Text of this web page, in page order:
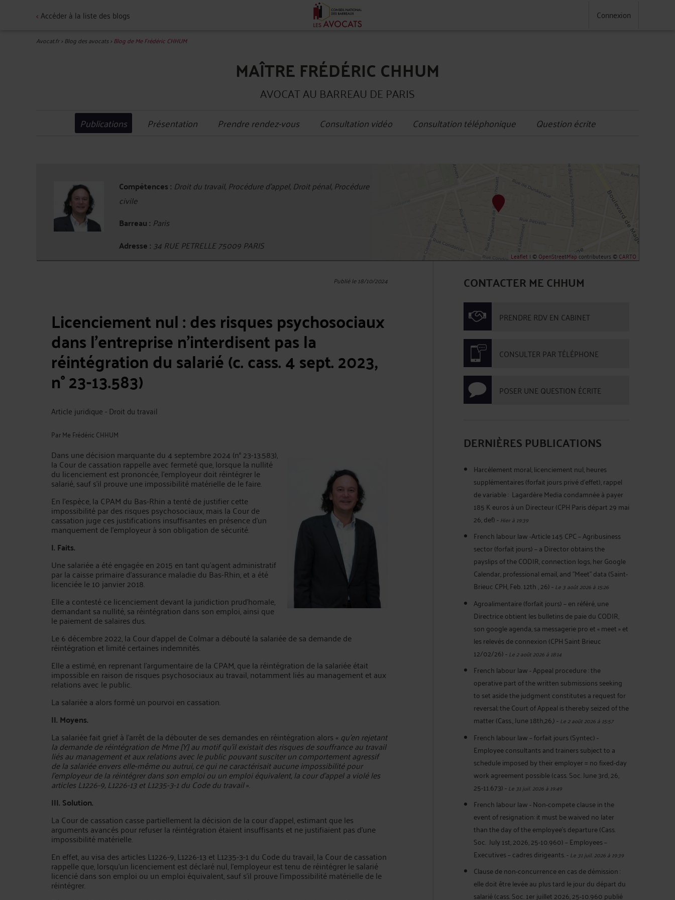
<Accéder à la liste des blogs Connexion
Avocat.fr>Blog des avocats>Blog de Me Frédéric CHHUM
MAÎTRE FRÉDÉRIC CHHUM
AVOCAT AU BARREAU DE PARIS
Publications Présentation Prendre rendez-vous Consultation vidéo Consultation téléphonique Question écrite
Compétences : Droit du travail, Procédure d'appel, Droit pénal, Procédure
civile
Barreau : Paris
Adresse : 34 RUE PETRELLE 75009 PARIS
−
Leaflet | ©OpenStreetMapcontributeurs ©CARTO
Publié le 18/10/2024
Licenciement nul : des risques psychosociaux
dans l’entreprise n’interdisent pas la
réintégration du salarié (c. cass. 4 sept. 2023,
n° 23-13.583)
Article juridique - Droit du travail
ParMe Frédéric CHHUM
Dans une décision marquante du 4 septembre 2024 (n° 23-13.583),
la Cour de cassation rappelle avec fermeté que, lorsque la nullité
du licenciement est prononcée, l’employeur doit réintégrer le
salarié, sauf s’il prouve une impossibilité matérielle de le faire.
En l’espèce, la CPAM du Bas-Rhin a tenté de justifier cette
impossibilité par des risques psychosociaux, mais la Cour de
cassation juge ces justifications insuffisantes en présence d’un
manquement de l’employeur à son obligation de sécurité.
I. Faits.
Une salariée a été engagée en 2015 en tant qu’agent administratif
par la caisse primaire d’assurance maladie du Bas-Rhin, et a été
licenciée le 10 janvier 2018.
Elle a contesté ce licenciement devant la juridiction prud’homale,
demandant sa nullité, sa réintégration dans son emploi, ainsi que
le paiement de salaires dus.
Le 6 décembre 2022, la Cour d’appel de Colmar a débouté la salariée de sa demande de
réintégration et limité certaines indemnités.
Elle a estimé, en reprenant l’argumentaire de la CPAM, que la réintégration de la salariée était
impossible en raison de risques psychosociaux au travail, notamment liés au management et aux
relations avec le public.
La salariée a alors formé un pourvoi en cassation.
II. Moyens.
La salariée fait grief à l’arrêt de la débouter de ses demandes en réintégration alors « qu’en rejetant
la demande de réintégration de Mme [Y] au motif qu’il existait des risques de souffrance au travail
liés au management et aux relations avec le public pouvant susciter un comportement agressif
de la salariée envers elle-même ou autrui, ce qui ne caractérisait aucune impossibilité pour
l’employeur de la réintégrer dans son emploi ou un emploi équivalent, la cour d’appel a violé les
articles L1226-9, L1226-13 et L1235-3-1 du Code du travail».
III. Solution.
La Cour de cassation casse partiellement la décision de la cour d’appel, estimant que les
arguments avancés pour refuser la réintégration étaient insuffisants et ne justifiaient pas d’une
impossibilité matérielle.
En effet, au visa des articles L1226-9, L1226-13 et L1235-3-1 du Code du travail, la Cour de cassation
rappelle que, lorsqu’un licenciement est déclaré nul, l’employeur est tenu de réintégrer le salarié
licencié dans son emploi ou un emploi équivalent, sauf s’il prouve l’impossibilité matérielle de le
réintégrer.
CONTACTER ME CHHUM
PRENDRE RDV EN CABINET
CONSULTER PAR TÉLÉPHONE
POSER UNE QUESTION ÉCRITE
DERNIÈRES PUBLICATIONS
Harcèlement moral, licenciement nul, heures
supplémentaires (forfait jours privé d’effet), rappel
de variable : Lagardère Media condamnée à payer
185 K euros à un Directeur (CPH Paris départ 29 mai
26, def)-Hier à 19:39
French labour law -Article 145 CPC – Agribusiness
sector (forfait jours) – a Director obtains the
payslips of the CODIR, connection logs, her Google
Calendar, professional email, and "Meet" data (Saint-
Brieuc CPH, Feb. 12th , 26)-Le 3 août 2026 à 15:26
Agroalimentaire (forfait jours) – en référé, une
Directrice obtient les bulletins de paie du CODIR,
son google agenda, sa messagerie pro et « meet » et
les relevés de connexion (CPH Saint Brieuc
12/02/26)-Le 2 août 2026 à 18:14
French labour law - Appeal procedure : the
operative part of the written submissions seeking
to set aside the judgment constitutes a request for
reversal; the Court of Appeal is thereby seized of the
matter (Cass., June 18th,26,)-Le 2 août 2026 à 15:57
French labour law – forfait jours (Syntec) -
Employee consultants and trainers subject to a
schedule imposed by their employer = no fixed-day
work agreement possible (cass. Soc. June 3rd, 26,
25-11.673)-Le 31 juil. 2026 à 19:49
French labour law - Non-compete clause in the
event of resignation: it must be waived no later
than the day of the employee's departure (Cass.
Soc. July 1st, 2026, 25-10.960) – Employees –
Executives – cadres dirigeants.-Le 31 juil. 2026 à 19:39
Clause de non-concurrence en cas de démission :
elle doit être levée au plus tard le jour du départ du
salarié (cass. Soc. 1er juillet 2026, 25-10.960 publié